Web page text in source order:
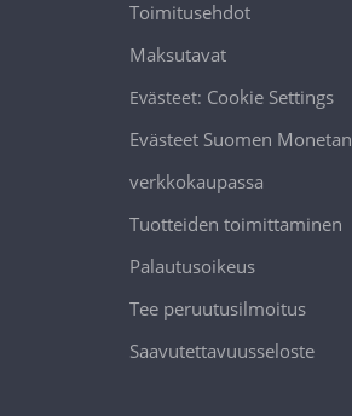
Toimitusehdot
Maksutavat
Evästeet: Cookie Settings
Evästeet Suomen Monetan
verkkokaupassa
Tuotteiden toimittaminen
Palautusoikeus
Tee peruutusilmoitus
Saavutettavuusseloste